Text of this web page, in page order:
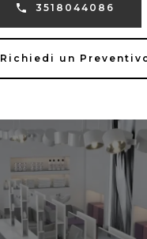
3518044086
Richiedi un